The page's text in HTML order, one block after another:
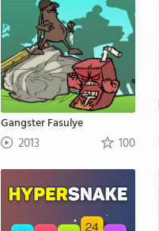
Gangster Fasulye
2013 100